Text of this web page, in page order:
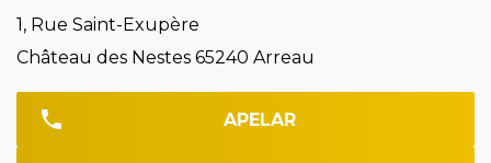
1, Rue Saint-Exupère
Château des Nestes 65240 Arreau
APELAR